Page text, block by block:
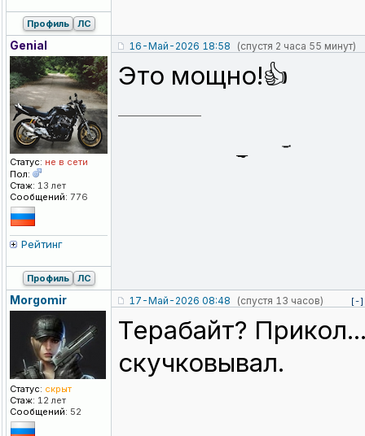
Профиль ЛС
Genial
Статус: не в сети
Пол:
Стаж: 13 лет
Сообщений: 776
Рейтинг
16-Май-2026 18:58 (спустя 2 часа 55 минут)
Это мощно!👍
Профиль ЛС
Morgomir
Статус: скрыт
Стаж: 12 лет
Сообщений: 52
17-Май-2026 08:48 (спустя 13 часов) [-]
Терабайт?
скучковывал.